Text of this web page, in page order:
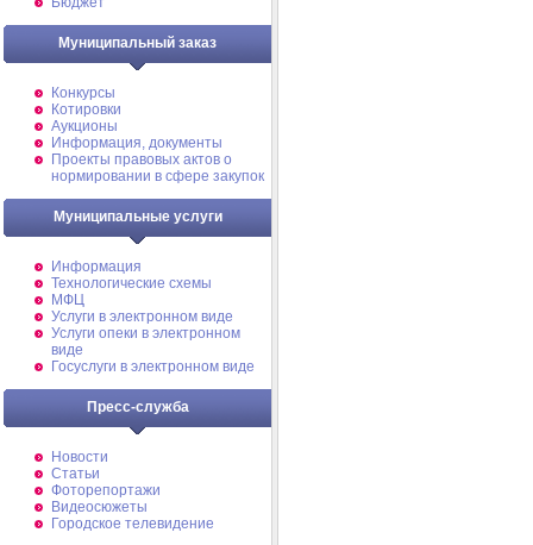
Муниципальный заказ
Конкурсы
Котировки
Аукционы
Информация, документы
Проекты правовых актов о
нормировании в сфере закупок
Муниципальные услуги
Информация
Технологические схемы
МФЦ
Услуги в электронном виде
Услуги опеки в электронном
виде
Госуслуги в электронном виде
Пресс-служба
Новости
Статьи
Фоторепортажи
Видеосюжеты
Городское телевидение